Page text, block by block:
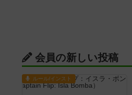
会員の新しい投稿
ルール/インスト